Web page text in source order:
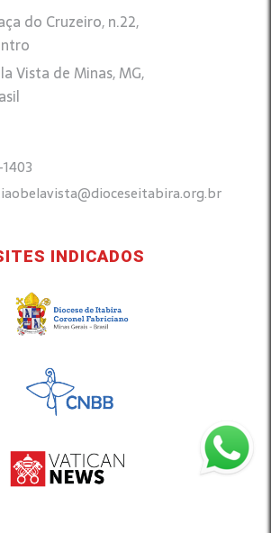
do Cruzeiro, n.22,
Vista de Minas, MG,
INDICADOS